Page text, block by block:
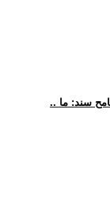
سند: ما